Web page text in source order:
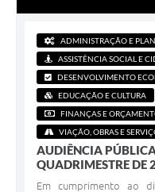
ADMINISTRAÇÃO E
ASSISTÊNCIA SOCIAL E
DESENVOLVIMENTO
EDUCAÇÃO E CULTURA
FINANÇAS E
VIAÇÃO, OBRAS E
AUDIÊNCIA
QUADRIMESTRE DE
Em cumprimento ao